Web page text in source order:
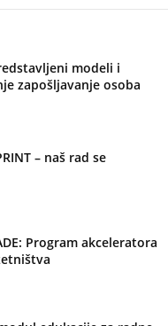
modeli i
zapošljavanje osoba
– naš rad se
Program akceleratora